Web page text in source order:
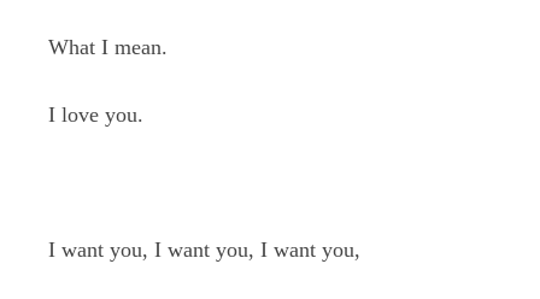
What I mean.
I love you.
I want you, I want you, I want you,